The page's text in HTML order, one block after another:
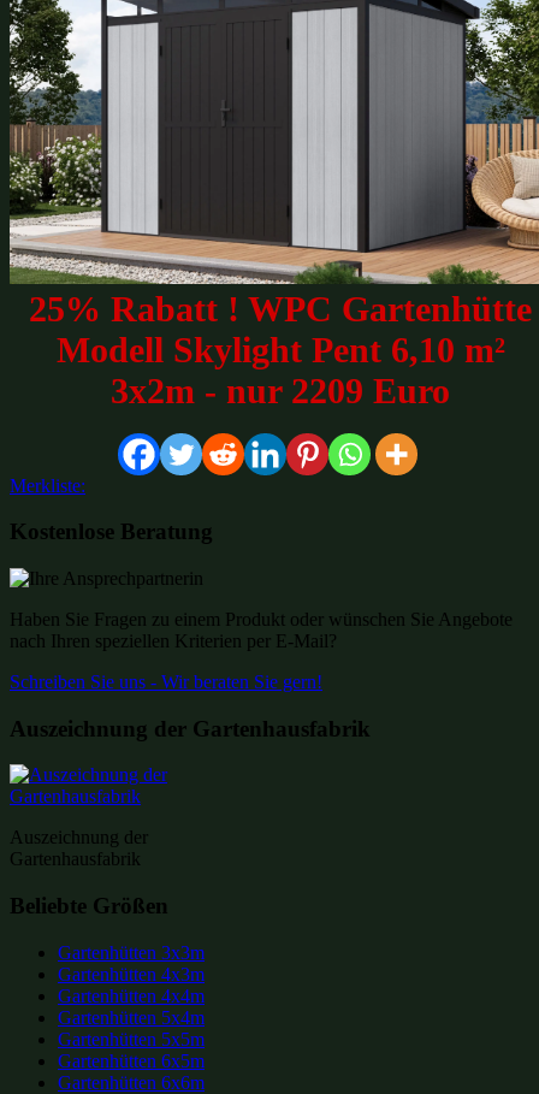
25% Rabatt ! WPC Gartenhütte
Modell Skylight Pent 6,10 m²
3x2m - nur 2209 Euro
Merkliste:
Kostenlose Beratung
Haben Sie Fragen zu einem Produkt oder wünschen Sie Angebote
nach Ihren speziellen Kriterien per E-Mail?
Schreiben Sie uns - Wir beraten Sie gern!
Auszeichnung der Gartenhausfabrik
Auszeichnung der
Gartenhausfabrik
Beliebte Größen
Gartenhütten 3x3m
Gartenhütten 4x3m
Gartenhütten 4x4m
Gartenhütten 5x4m
Gartenhütten 5x5m
Gartenhütten 6x5m
Gartenhütten 6x6m